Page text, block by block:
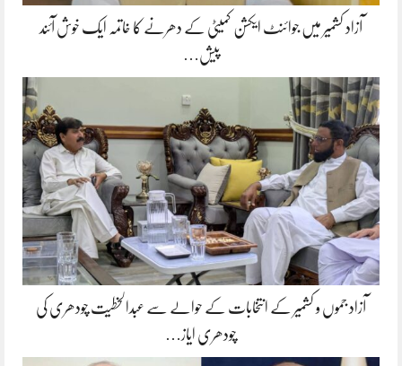
آزاد کشمیر میں جوائنٹ ایکشن کمیٹی کے دھرنے کا خاتمہ ایک خوش آئند
پیش…
آزاد جموں و کشمیر کے انتخابات کے حوالے سے عبدالخطیت چودھری کی
چودھری ایاز…